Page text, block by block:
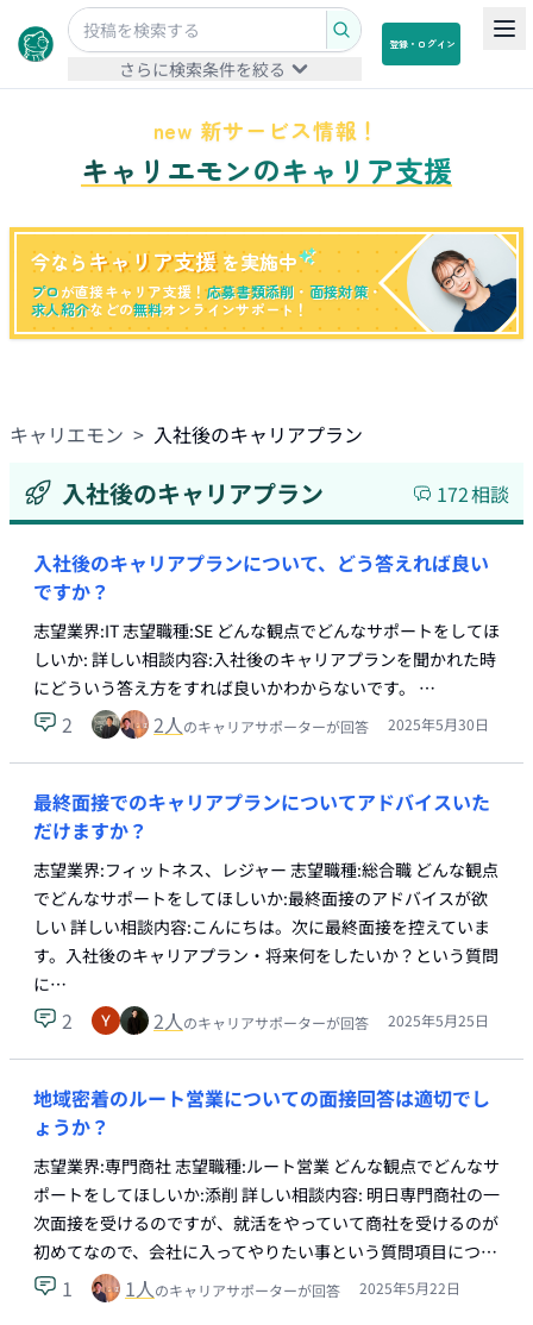
さらに検索条件を絞る
登録・ログイン
new 新サービス情報！
キャリエモンのキャリア支援
今なら キャリア支援 を実施中
プロが直接キャリア支援！応募書類添削 ・ 面接対策・
求人紹介などの無料オンラインサポート！
キャリエモン > 入社後のキャリアプラン
入社後のキャリアプラン 172相談
入社後のキャリアプランについて、どう答えれば良い
ですか？
志望業界:IT 志望職種:SE どんな観点でどんなサポートをしてほ
しいか: 詳しい相談内容:入社後のキャリアプランを聞かれた時
にどういう答え方をすれば良いかわからないです。 …
2 2人のキャリアサポーターが回答 2025年5月30日
最終面接でのキャリアプランについてアドバイスいた
だけますか？
志望業界:フィットネス、レジャー 志望職種:総合職 どんな観点
でどんなサポートをしてほしいか:最終面接のアドバイスが欲
しい 詳しい相談内容:こんにちは。次に最終面接を控えていま
す。入社後のキャリアプラン・将来何をしたいか？という質問
に…
2 2人のキャリアサポーターが回答 2025年5月25日
地域密着のルート営業についての面接回答は適切でし
ょうか？
志望業界:専門商社 志望職種:ルート営業 どんな観点でどんなサ
ポートをしてほしいか:添削 詳しい相談内容: 明日専門商社の一
次面接を受けるのですが、就活をやっていて商社を受けるのが
初めてなので、会社に入ってやりたい事という質問項目につ…
1 1人のキャリアサポーターが回答 2025年5月22日